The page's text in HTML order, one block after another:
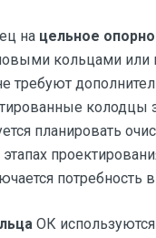
на цельное
кольцами
колодцы
планировать
потребность
ОК